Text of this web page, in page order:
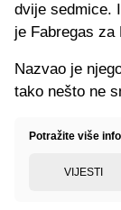
dvije sedmice.
je Fabregas za
Nazvao je
tako nešto ne
Potražite više
VIJESTI